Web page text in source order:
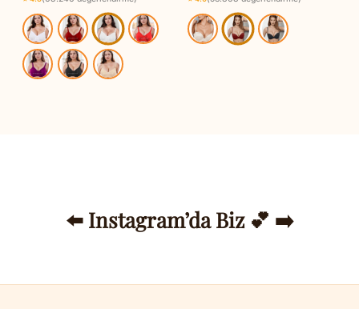
505,00TL.fiyat:
465,00TL.
1.540,00TL.
⬅️ Instagram’da Biz 💕 ➡️